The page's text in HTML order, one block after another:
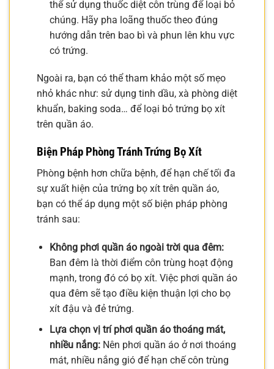
thể sử dụng thuốc diệt côn trùng để loại bỏ
chúng. Hãy pha loãng thuốc theo đúng
hướng dẫn trên bao bì và phun lên khu vực
có trứng.
Ngoài ra, bạn có thể tham khảo một số mẹo
nhỏ khác như: sử dụng tinh dầu, xà phòng diệt
khuẩn, baking soda… để loại bỏ trứng bọ xít
trên quần áo.
Biện Pháp Phòng Tránh Trứng Bọ Xít
Phòng bệnh hơn chữa bệnh, để hạn chế tối đa
sự xuất hiện của trứng bọ xít trên quần áo,
bạn có thể áp dụng một số biện pháp phòng
tránh sau:
Không phơi quần áo ngoài trời qua đêm:
Ban đêm là thời điểm côn trùng hoạt động
mạnh, trong đó có bọ xít. Việc phơi quần áo
qua đêm sẽ tạo điều kiện thuận lợi cho bọ
xít đậu và đẻ trứng.
Lựa chọn vị trí phơi quần áo thoáng mát,
nhiều nắng:Nên phơi quần áo ở nơi thoáng
mát, nhiều nắng gió để hạn chế côn trùng